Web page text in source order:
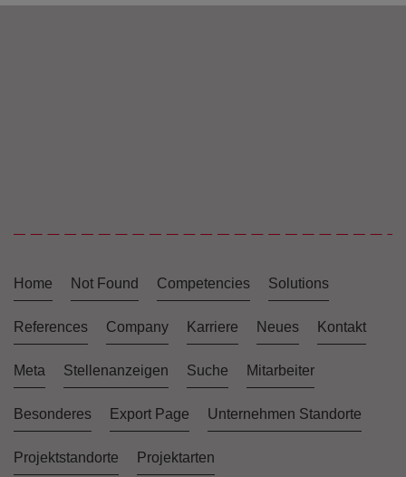
Home Not Found Competencies Solutions
References Company Karriere Neues Kontakt
Meta Stellenanzeigen Suche Mitarbeiter
Besonderes Export Page Unternehmen Standorte
Projektstandorte Projektarten